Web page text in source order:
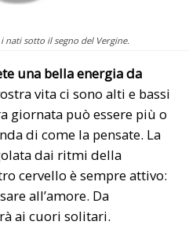
nati sotto il segno del Vergine.
una bella energia da
vita ci sono alti e bassi
giornata può essere più o
di come la pensate. La
dai ritmi della
cervello è sempre attivo:
all’amore. Da
ai cuori solitari.